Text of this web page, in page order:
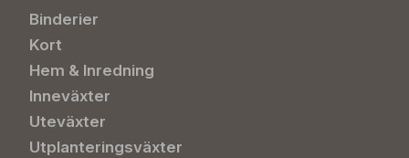
Binderier
Kort
Hem & Inredning
Inneväxter
Uteväxter
Utplanteringsväxter